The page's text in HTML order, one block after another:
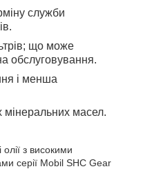
служби
що може
обслуговування.
і менша
мінеральних масел.
з високими
серії Mobil SHC Gear